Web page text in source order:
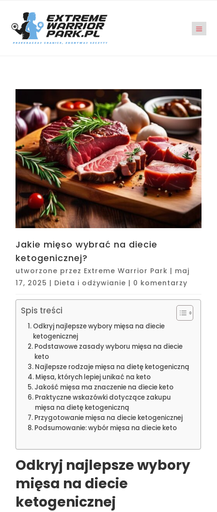
Jakie mięso wybrać na diecie
ketogenicznej?
utworzone przez Extreme Warrior Park | maj
17, 2025 | Dieta i odżywianie | 0 komentarzy
Spis treści
Odkryj najlepsze wybory mięsa na diecie
ketogenicznej
Podstawowe zasady wyboru mięsa na diecie
keto
Najlepsze rodzaje mięsa na dietę ketogeniczną
Mięsa, których lepiej unikać na keto
Jakość mięsa ma znaczenie na diecie keto
Praktyczne wskazówki dotyczące zakupu
mięsa na dietę ketogeniczną
Przygotowanie mięsa na diecie ketogenicznej
Podsumowanie: wybór mięsa na diecie keto
Odkryj najlepsze wybory
mięsa na diecie
ketogenicznej